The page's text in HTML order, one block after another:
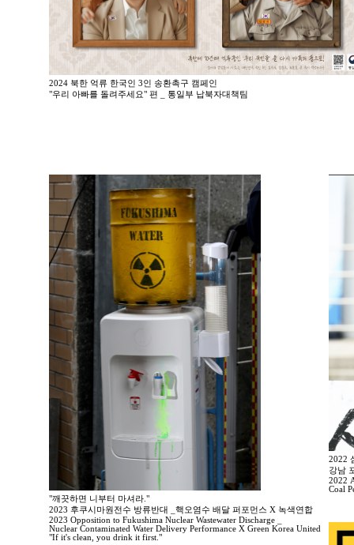
2024 북한 억류 한국인 3인 송환촉구 캠페인
"우리 아빠를 돌려주세요" 편 _ 통일부 납북자대책팀
"깨끗하면 니부터 마셔라."
2023 후쿠시마원전수 방류반대 _핵오염수 배달 퍼포먼스 X 녹색연합
2023 Opposition to Fukushima Nuclear Wastewater Discharge _
Nuclear Contaminated Water Delivery Performance X Green Korea United
"If it's clean, you drink it first."
2022
강남
2022
Coal